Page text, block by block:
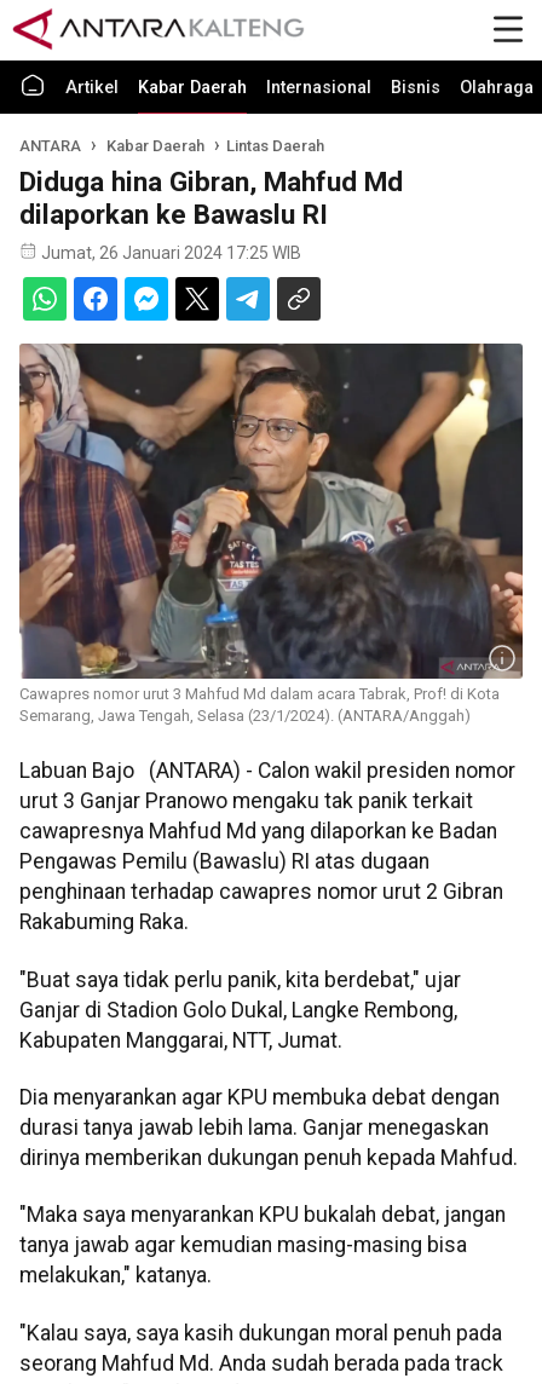
Artikel Kabar Daerah Internasional Bisnis Olahraga
ANTARA Kabar Daerah Lintas Daerah
Diduga hina Gibran, Mahfud Md
dilaporkan ke Bawaslu RI
Jumat, 26 Januari 2024 17:25 WIB
Cawapres nomor urut 3 Mahfud Md dalam acara Tabrak, Prof! di Kota
Semarang, Jawa Tengah, Selasa (23/1/2024). (ANTARA/Anggah)
Labuan Bajo (ANTARA) - Calon wakil presiden nomor
urut 3 Ganjar Pranowo mengaku tak panik terkait
cawapresnya Mahfud Md yang dilaporkan ke Badan
Pengawas Pemilu (Bawaslu) RI atas dugaan
penghinaan terhadap cawapres nomor urut 2 Gibran
Rakabuming Raka.
"Buat saya tidak perlu panik, kita berdebat," ujar
Ganjar di Stadion Golo Dukal, Langke Rembong,
Kabupaten Manggarai, NTT, Jumat.
Dia menyarankan agar KPU membuka debat dengan
durasi tanya jawab lebih lama. Ganjar menegaskan
dirinya memberikan dukungan penuh kepada Mahfud.
"Maka saya menyarankan KPU bukalah debat, jangan
tanya jawab agar kemudian masing-masing bisa
melakukan," katanya.
"Kalau saya, saya kasih dukungan moral penuh pada
seorang Mahfud Md. Anda sudah berada pada track